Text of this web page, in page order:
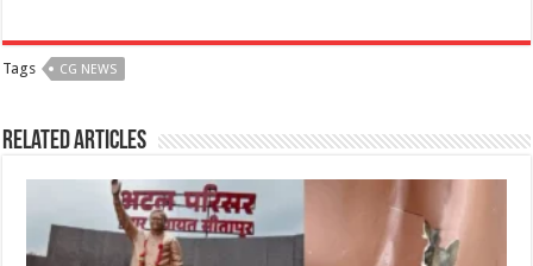
c
e
b
o
k
at
s
A
p
p
ss
n
g
e
r
itt
r
e
ra
m
ar
Tags CG NEWS
Related Articles